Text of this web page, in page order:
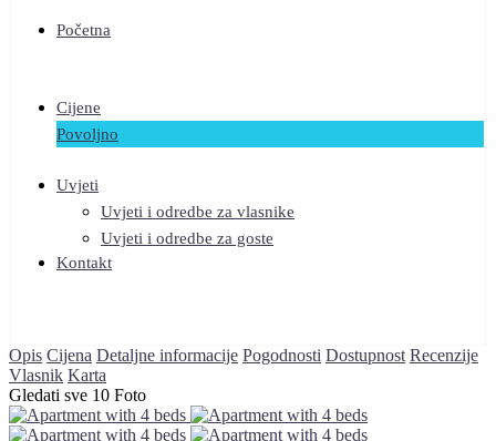
Početna
Cijene
Povoljno
Uvjeti
Uvjeti i odredbe za vlasnike
Uvjeti i odredbe za goste
Kontakt
Opis Cijena Detaljne informacije Pogodnosti Dostupnost Recenzije
Vlasnik Karta
Gledati sve 10 Foto